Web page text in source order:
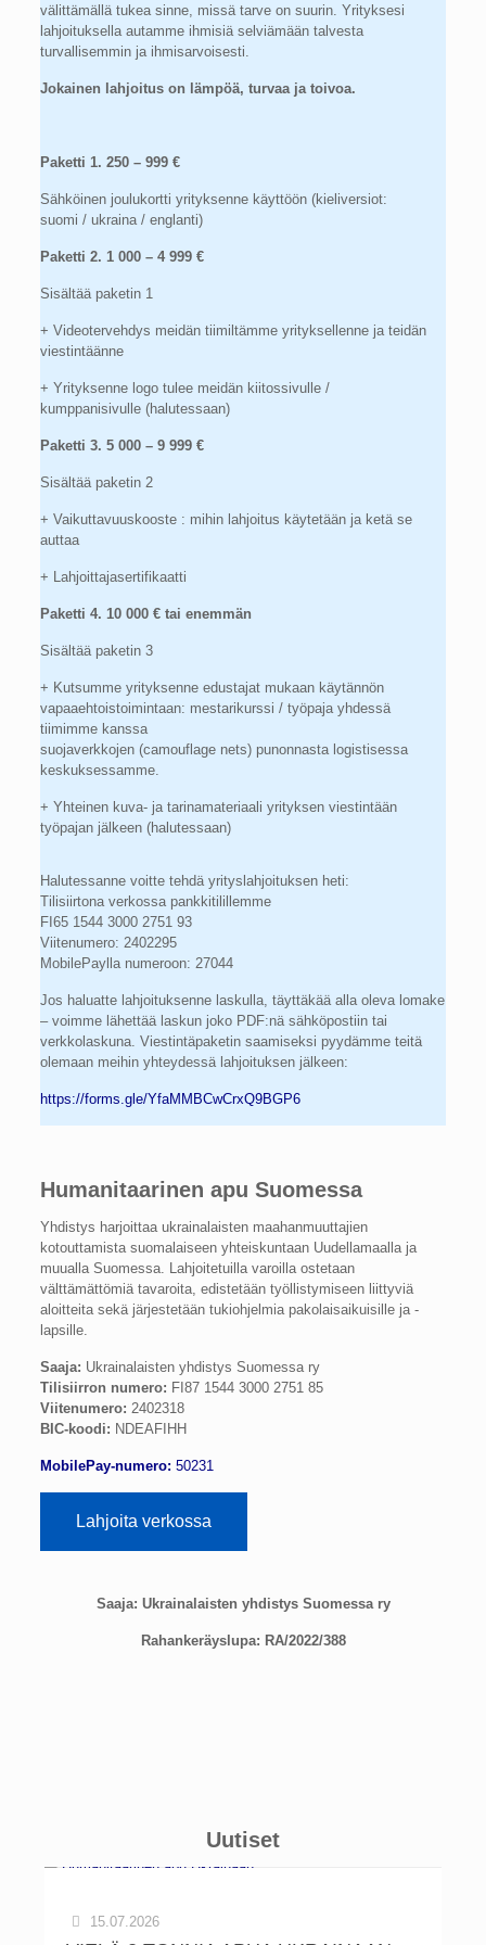
välittämällä tukea sinne, missä tarve on suurin. Yrityksesi
lahjoituksella autamme ihmisiä selviämään talvesta
turvallisemmin ja ihmisarvoisesti.
Jokainen lahjoitus on lämpöä, turvaa ja toivoa.
Paketti 1. 250 – 999 €
Sähköinen joulukortti yrityksenne käyttöön (kieliversiot:
suomi / ukraina / englanti)
Paketti 2. 1 000 – 4 999 €
Sisältää paketin 1
+ Videotervehdys meidän tiimiltämme yrityksellenne ja teidän
viestintäänne
+ Yrityksenne logo tulee meidän kiitossivulle /
kumppanisivulle (halutessaan)
Paketti 3. 5 000 – 9 999 €
Sisältää paketin 2
+ Vaikuttavuuskooste : mihin lahjoitus käytetään ja ketä se
auttaa
+ Lahjoittajasertifikaatti
Paketti 4. 10 000 € tai enemmän
Sisältää paketin 3
+ Kutsumme yrityksenne edustajat mukaan käytännön
vapaaehtoistoimintaan: mestarikurssi / työpaja yhdessä
tiimimme kanssa
suojaverkkojen (camouflage nets) punonnasta logistisessa
keskuksessamme.
+ Yhteinen kuva- ja tarinamateriaali yrityksen viestintään
työpajan jälkeen (halutessaan)
Halutessanne voitte tehdä yrityslahjoituksen heti:
Tilisiirtona verkossa pankkitilillemme
FI65 1544 3000 2751 93
Viitenumero: 2402295
MobilePaylla numeroon: 27044
Jos haluatte lahjoituksenne laskulla, täyttäkää alla oleva lomake
– voimme lähettää laskun joko PDF:nä sähköpostiin tai
verkkolaskuna. Viestintäpaketin saamiseksi pyydämme teitä
olemaan meihin yhteydessä lahjoituksen jälkeen:
https://forms.gle/YfaMMBCwCrxQ9BGP6
Humanitaarinen apu Suomessa
Yhdistys harjoittaa ukrainalaisten maahanmuuttajien
kotouttamista suomalaiseen yhteiskuntaan Uudellamaalla ja
muualla Suomessa. Lahjoitetuilla varoilla ostetaan
välttämättömiä tavaroita, edistetään työllistymiseen liittyviä
aloitteita sekä järjestetään tukiohjelmia pakolaisaikuisille ja -
lapsille.
Saaja: Ukrainalaisten yhdistys Suomessa ry
Tilisiirron numero: FI87 1544 3000 2751 85
Viitenumero: 2402318
BIC-koodi: NDEAFIHH
MobilePay-numero:50231
Lahjoita verkossa
Saaja: Ukrainalaisten yhdistys Suomessa ry
Rahankeräyslupa: RA/2022/388
Uutiset
15.07.2026